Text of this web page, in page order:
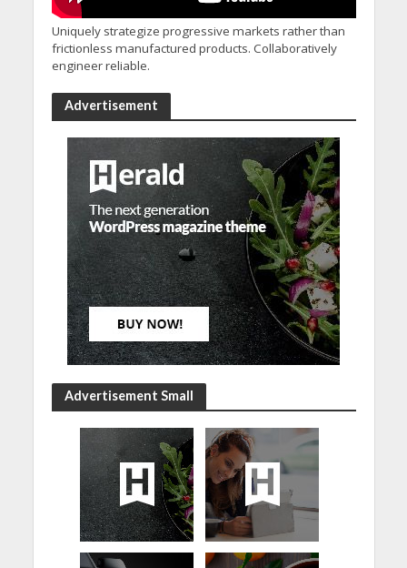
Uniquely strategize progressive markets rather than
frictionless manufactured products. Collaboratively
engineer reliable.
Advertisement
Advertisement Small